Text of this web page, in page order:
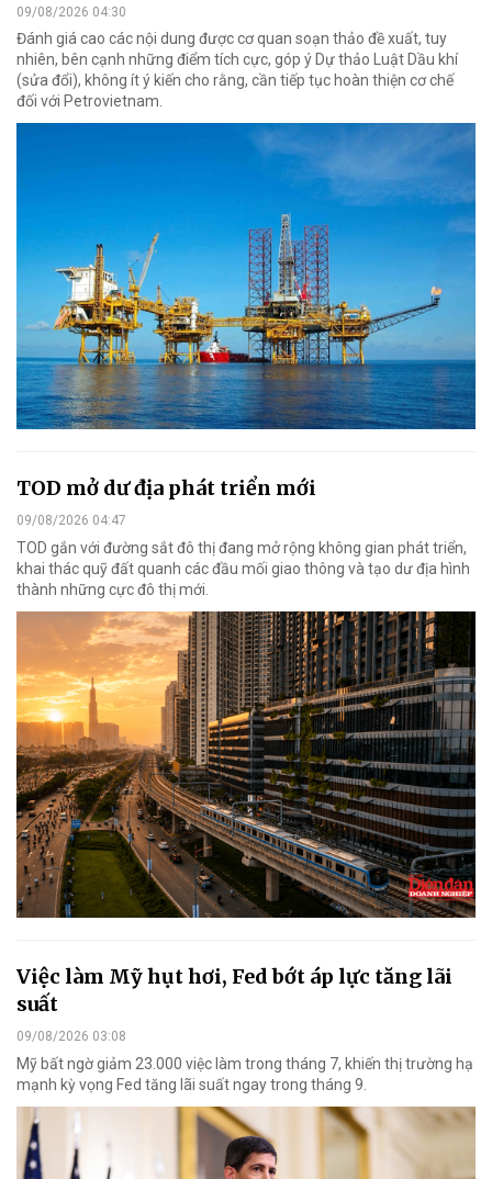
09/08/2026 04:30
Đánh giá cao các nội dung được cơ quan soạn thảo đề xuất, tuy
nhiên, bên cạnh những điểm tích cực, góp ý Dự thảo Luật Dầu khí
(sửa đổi), không ít ý kiến cho rằng, cần tiếp tục hoàn thiện cơ chế
đối với Petrovietnam.
TOD mở dư địa phát triển mới
09/08/2026 04:47
TOD gắn với đường sắt đô thị đang mở rộng không gian phát triển,
khai thác quỹ đất quanh các đầu mối giao thông và tạo dư địa hình
thành những cực đô thị mới.
Việc làm Mỹ hụt hơi, Fed bớt áp lực tăng lãi
suất
09/08/2026 03:08
Mỹ bất ngờ giảm 23.000 việc làm trong tháng 7, khiến thị trường hạ
mạnh kỳ vọng Fed tăng lãi suất ngay trong tháng 9.